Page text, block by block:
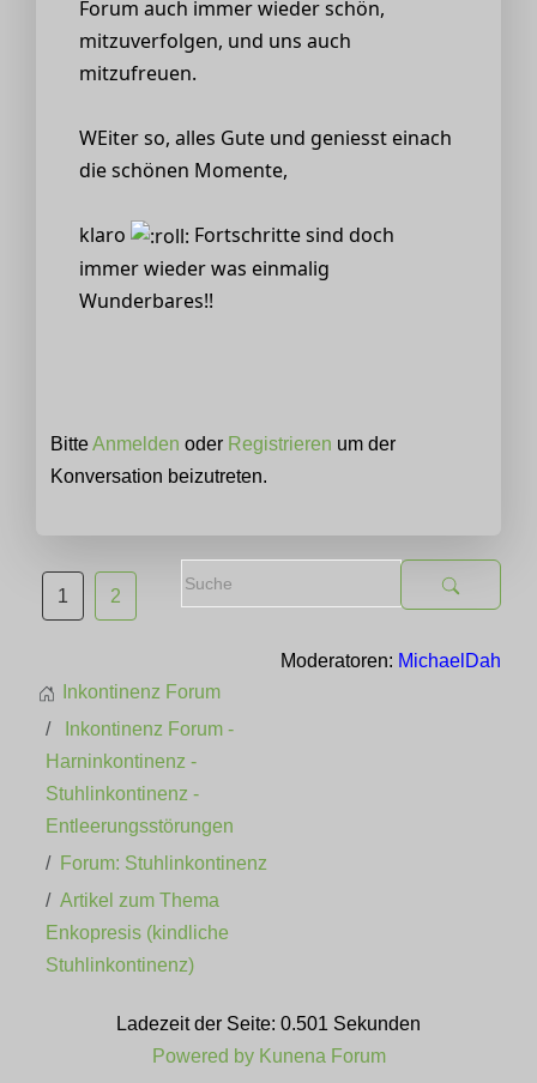
Forum auch immer wieder schön,
mitzuverfolgen, und uns auch
mitzufreuen.
WEiter so, alles Gute und geniesst einach
die schönen Momente,
klaro
Fortschritte sind doch
immer wieder was einmalig
Wunderbares!!
BitteAnmelden oder Registrieren um der
Konversation beizutreten.
1 2
Moderatoren: MichaelDah
Inkontinenz Forum
Inkontinenz Forum -
Harninkontinenz -
Stuhlinkontinenz -
Entleerungsstörungen
Forum: Stuhlinkontinenz
Artikel zum Thema
Enkopresis (kindliche
Stuhlinkontinenz)
Ladezeit der Seite: 0.501 Sekunden
Powered by Kunena Forum